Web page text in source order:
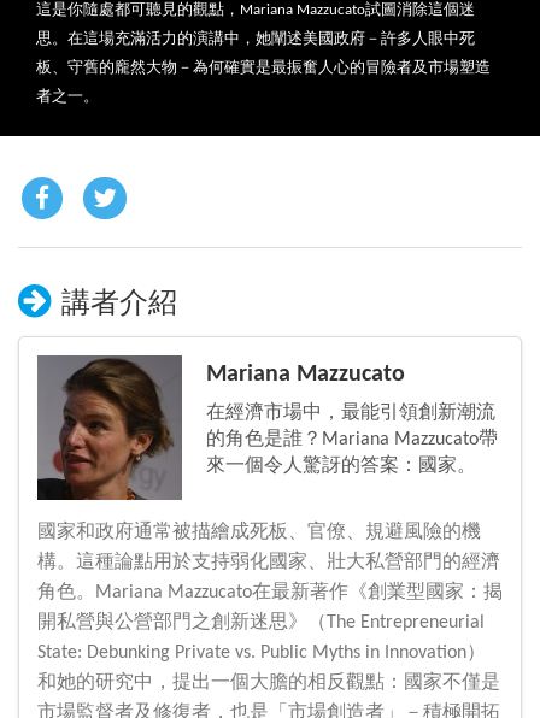
這是你隨處都可聽見的觀點，Mariana Mazzucato試圖消除這個迷
思。在這場充滿活力的演講中，她闡述美國政府－許多人眼中死
板、守舊的龐然大物－為何確實是最振奮人心的冒險者及市場塑造
者之一。
講者介紹
Mariana Mazzucato
在經濟市場中，最能引領創新潮流
的角色是誰？Mariana Mazzucato帶
來一個令人驚訝的答案：國家。
國家和政府通常被描繪成死板、官僚、規避風險的機
構。這種論點用於支持弱化國家、壯大私營部門的經濟
角色。Mariana Mazzucato在最新著作《創業型國家：揭
開私營與公營部門之創新迷思》（The Entrepreneurial
State: Debunking Private vs. Public Myths in Innovation）
和她的研究中，提出一個大膽的相反觀點：國家不僅是
市場監督者及修復者，也是「市場創造者」－積極開拓